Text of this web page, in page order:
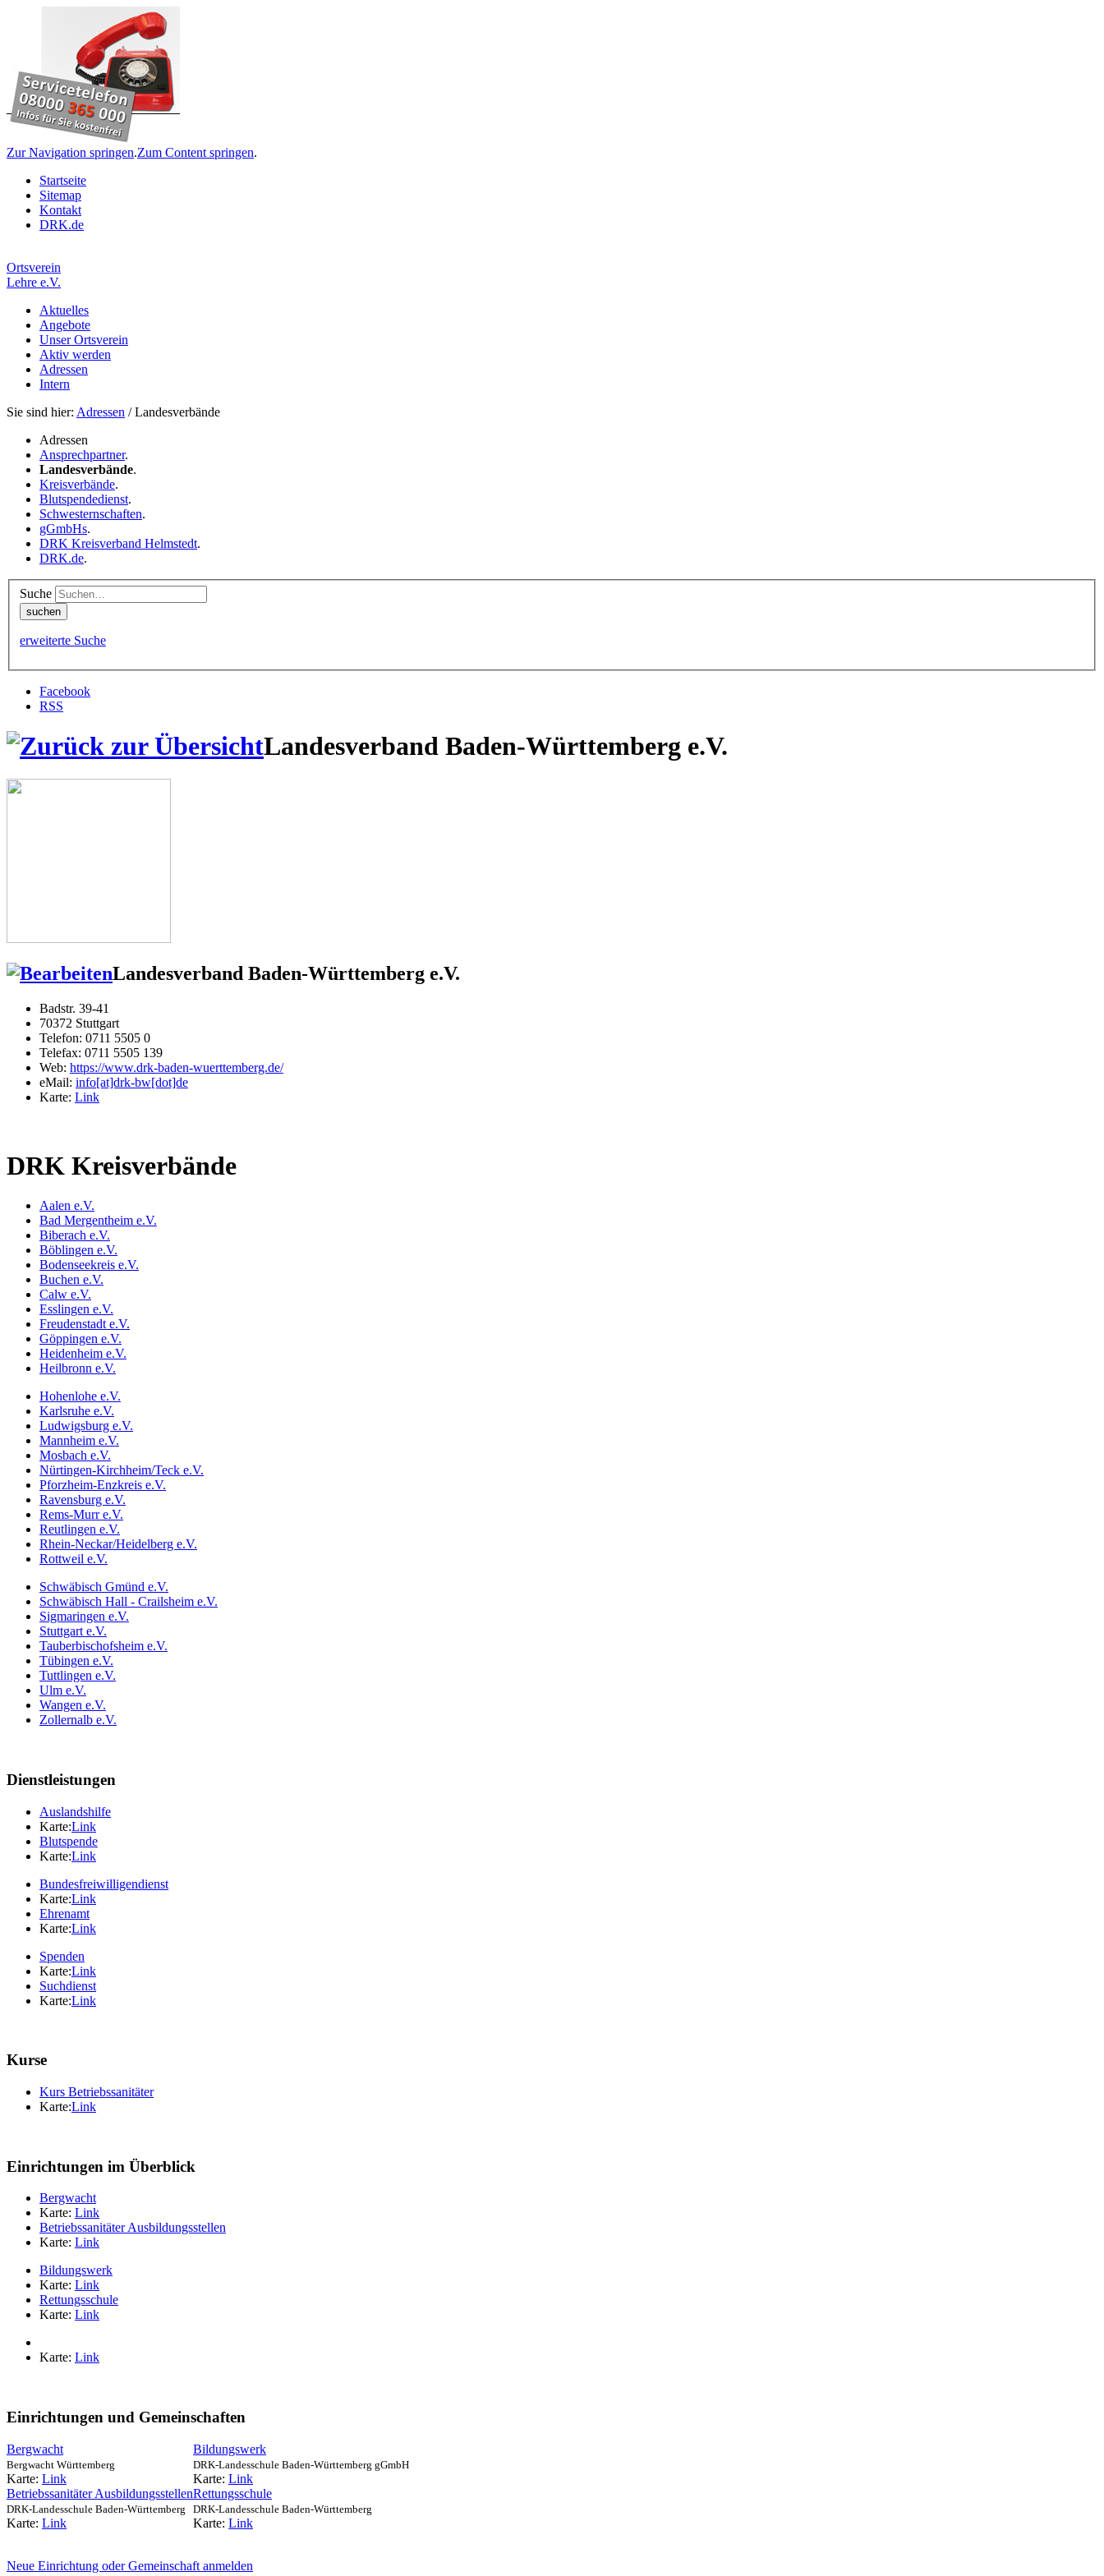
Zur Navigation springen.Zum Content springen.
Startseite
Sitemap
Kontakt
DRK.de
Ortsverein
Lehre e.V.
Aktuelles
Angebote
Unser Ortsverein
Aktiv werden
Adressen
Intern
Sie sind hier: Adressen / Landesverbände
Adressen
Ansprechpartner.
Landesverbände.
Kreisverbände.
Blutspendedienst.
Schwesternschaften.
gGmbHs.
DRK Kreisverband Helmstedt.
DRK.de.
Suche
erweiterte Suche
Facebook
RSS
Landesverband Baden-Württemberg e.V.
Landesverband Baden-Württemberg e.V.
Badstr. 39-41
70372 Stuttgart
Telefon: 0711 5505 0
Telefax: 0711 5505 139
Web: https://www.drk-baden-wuerttemberg.de/
eMail: info[at]drk-bw[dot]de
Karte: Link
DRK Kreisverbände
Aalen e.V.
Bad Mergentheim e.V.
Biberach e.V.
Böblingen e.V.
Bodenseekreis e.V.
Buchen e.V.
Calw e.V.
Esslingen e.V.
Freudenstadt e.V.
Göppingen e.V.
Heidenheim e.V.
Heilbronn e.V.
Hohenlohe e.V.
Karlsruhe e.V.
Ludwigsburg e.V.
Mannheim e.V.
Mosbach e.V.
Nürtingen-Kirchheim/Teck e.V.
Pforzheim-Enzkreis e.V.
Ravensburg e.V.
Rems-Murr e.V.
Reutlingen e.V.
Rhein-Neckar/Heidelberg e.V.
Rottweil e.V.
Schwäbisch Gmünd e.V.
Schwäbisch Hall - Crailsheim e.V.
Sigmaringen e.V.
Stuttgart e.V.
Tauberbischofsheim e.V.
Tübingen e.V.
Tuttlingen e.V.
Ulm e.V.
Wangen e.V.
Zollernalb e.V.
Dienstleistungen
Auslandshilfe
Karte:Link
Blutspende
Karte:Link
Bundesfreiwilligendienst
Karte:Link
Ehrenamt
Karte:Link
Spenden
Karte:Link
Suchdienst
Karte:Link
Kurse
Kurs Betriebssanitäter
Karte:Link
Einrichtungen im Überblick
Bergwacht
Karte: Link
Betriebssanitäter Ausbildungsstellen
Karte: Link
Bildungswerk
Karte: Link
Rettungsschule
Karte: Link
Karte: Link
Einrichtungen und Gemeinschaften
Bergwacht
Bergwacht Württemberg
Karte: Link
Bildungswerk
DRK-Landesschule Baden-Württemberg gGmbH
Karte: Link
Betriebssanitäter Ausbildungsstellen
DRK-Landesschule Baden-Württemberg
Karte: Link
Rettungsschule
DRK-Landesschule Baden-Württemberg
Karte: Link
Neue Einrichtung oder Gemeinschaft anmelden